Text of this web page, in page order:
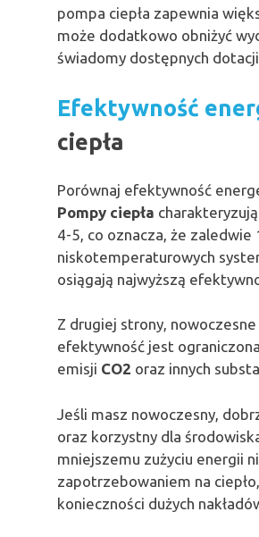
pompa ciepła zapewnia
może dodatkowo obniżyć
świadomy dostępnych
Efektywność
ciepła
Porównaj efektywność
Pompy ciepła
4-5, co oznacza, że
niskotemperaturowych
osiągają najwyższą
Z drugiej strony, nowoczesne
efektywność jest
emisji CO2 oraz innych
Jeśli masz nowoczesny,
oraz korzystny dla
mniejszemu zużyciu energii
zapotrzebowaniem na
konieczności dużych